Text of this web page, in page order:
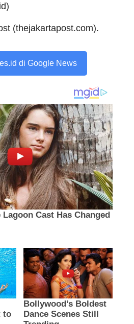
(thejakartapost.com).
di Google News